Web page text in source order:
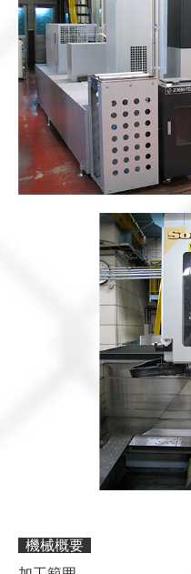
機械概要